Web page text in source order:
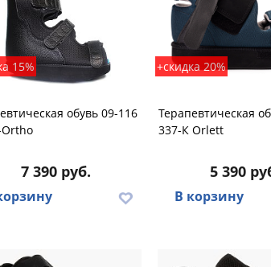
15%
обувь 09-116
7 390 руб.
+скидка 20%
Терапевтическая
337-К Orlett
5 390
В корзину